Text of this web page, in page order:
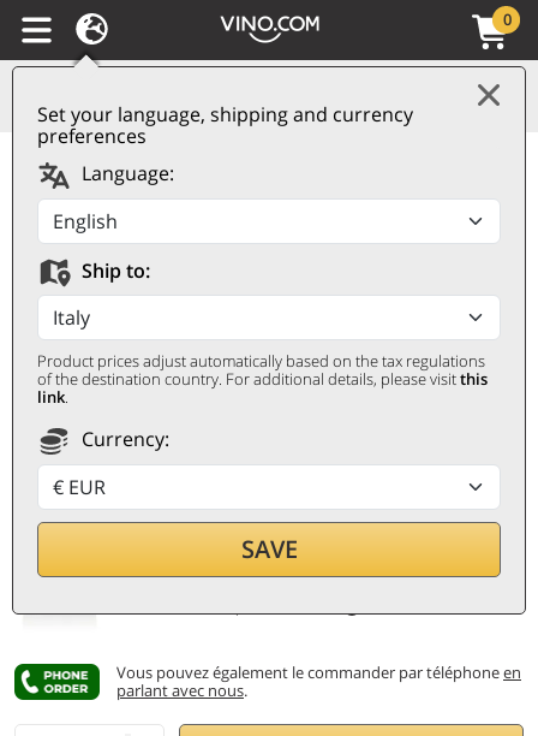
Set your language, shipping and currency
preferences
Language:
Ship to:
Product prices adjust automatically based on the tax regulations
of the destination country. For additional details, please visitthis
link.
Currency:
SAVE
0
Petit Chablis AOC 2023
Ropiteau Frères
ROPITEAU FRÈRES
0,75 ℓ
15,30€
Vous pouvez également le commander par téléphoneen
parlant avec nous.